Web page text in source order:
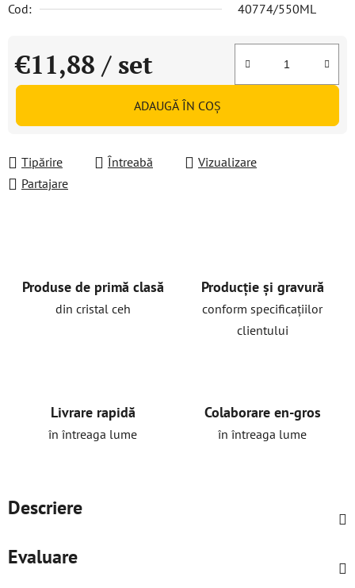
Cod:
40774/550ML
€11,88 / set
Evaluare preţ:
ADAUGĂ ÎN COŞ
Tipărire Întreabă
Vizualizare
Partajare
Produse de primă clasă
din cristal ceh
Producție și gravură
conform specificațiilor
clientului
Livrare rapidă
în întreaga lume
Colaborare en-gros
în întreaga lume
Descriere
Evaluare